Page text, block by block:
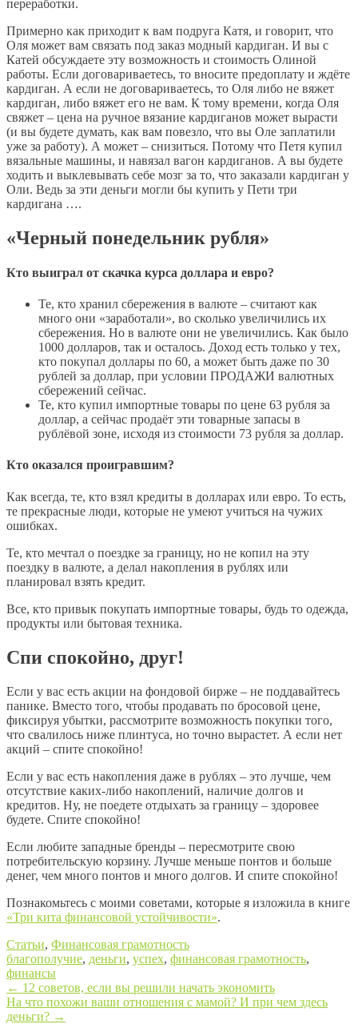
переработки.
Примерно как приходит к вам подруга Катя, и говорит, что
Оля может вам связать под заказ модный кардиган. И вы с
Катей обсуждаете эту возможность и стоимость Олиной
работы. Если договариваетесь, то вносите предоплату и ждёте
кардиган. А если не договариваетесь, то Оля либо не вяжет
кардиган, либо вяжет его не вам. К тому времени, когда Оля
свяжет – цена на ручное вязание кардиганов может вырасти
(и вы будете думать, как вам повезло, что вы Оле заплатили
уже за работу). А может – снизиться. Потому что Петя купил
вязальные машины, и навязал вагон кардиганов. А вы будете
ходить и выклевывать себе мозг за то, что заказали кардиган у
Оли. Ведь за эти деньги могли бы купить у Пети три
кардигана ….
«Черный понедельник рубля»
Кто выиграл от скачка курса доллара и евро?
Те, кто хранил сбережения в валюте – считают как
много они «заработали», во сколько увеличились их
сбережения. Но в валюте они не увеличились. Как было
1000 долларов, так и осталось. Доход есть только у тех,
кто покупал доллары по 60, а может быть даже по 30
рублей за доллар, при условии ПРОДАЖИ валютных
сбережений сейчас.
Те, кто купил импортные товары по цене 63 рубля за
доллар, а сейчас продаёт эти товарные запасы в
рублёвой зоне, исходя из стоимости 73 рубля за доллар.
Кто оказался проигравшим?
Как всегда, те, кто взял кредиты в долларах или евро. То есть,
те прекрасные люди, которые не умеют учиться на чужих
ошибках.
Те, кто мечтал о поездке за границу, но не копил на эту
поездку в валюте, а делал накопления в рублях или
планировал взять кредит.
Все, кто привык покупать импортные товары, будь то одежда,
продукты или бытовая техника.
Спи спокойно, друг!
Если у вас есть акции на фондовой бирже – не поддавайтесь
панике. Вместо того, чтобы продавать по бросовой цене,
фиксируя убытки, рассмотрите возможность покупки того,
что свалилось ниже плинтуса, но точно вырастет. А если нет
акций – спите спокойно!
Если у вас есть накопления даже в рублях – это лучше, чем
отсутствие каких-либо накоплений, наличие долгов и
кредитов. Ну, не поедете отдыхать за границу – здоровее
будете. Спите спокойно!
Если любите западные бренды – пересмотрите свою
потребительскую корзину. Лучше меньше понтов и больше
денег, чем много понтов и много долгов. И спите спокойно!
Познакомьтесь с моими советами, которые я изложила в книге
«Три кита финансовой устойчивости».
Статьи, Финансовая грамотность
благополучие, деньги, успех, финансовая грамотность,
финансы
Post navigation
← 12 советов, если вы решили начать экономить
На что похожи ваши отношения с мамой? И при чем здесь
деньги? →